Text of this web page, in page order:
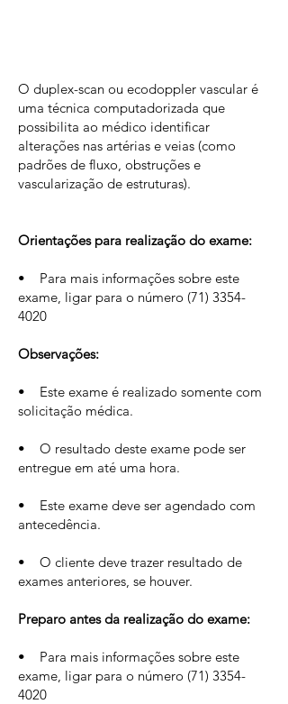
O duplex-scan ou ecodoppler vascular é
uma técnica computadorizada que
possibilita ao médico identificar
alterações nas artérias e veias (como
padrões de fluxo, obstruções e
vascularização de estruturas).
Orientações para realização do exame:
• Para mais informações sobre este
exame, ligar para o número (71) 3354-
4020
Observações:
• Este exame é realizado somente com
solicitação médica.
• O resultado deste exame pode ser
entregue em até uma hora.
• Este exame deve ser agendado com
antecedência.
• O cliente deve trazer resultado de
exames anteriores, se houver.
Preparo antes da realização do exame:
• Para mais informações sobre este
exame, ligar para o número (71) 3354-
4020